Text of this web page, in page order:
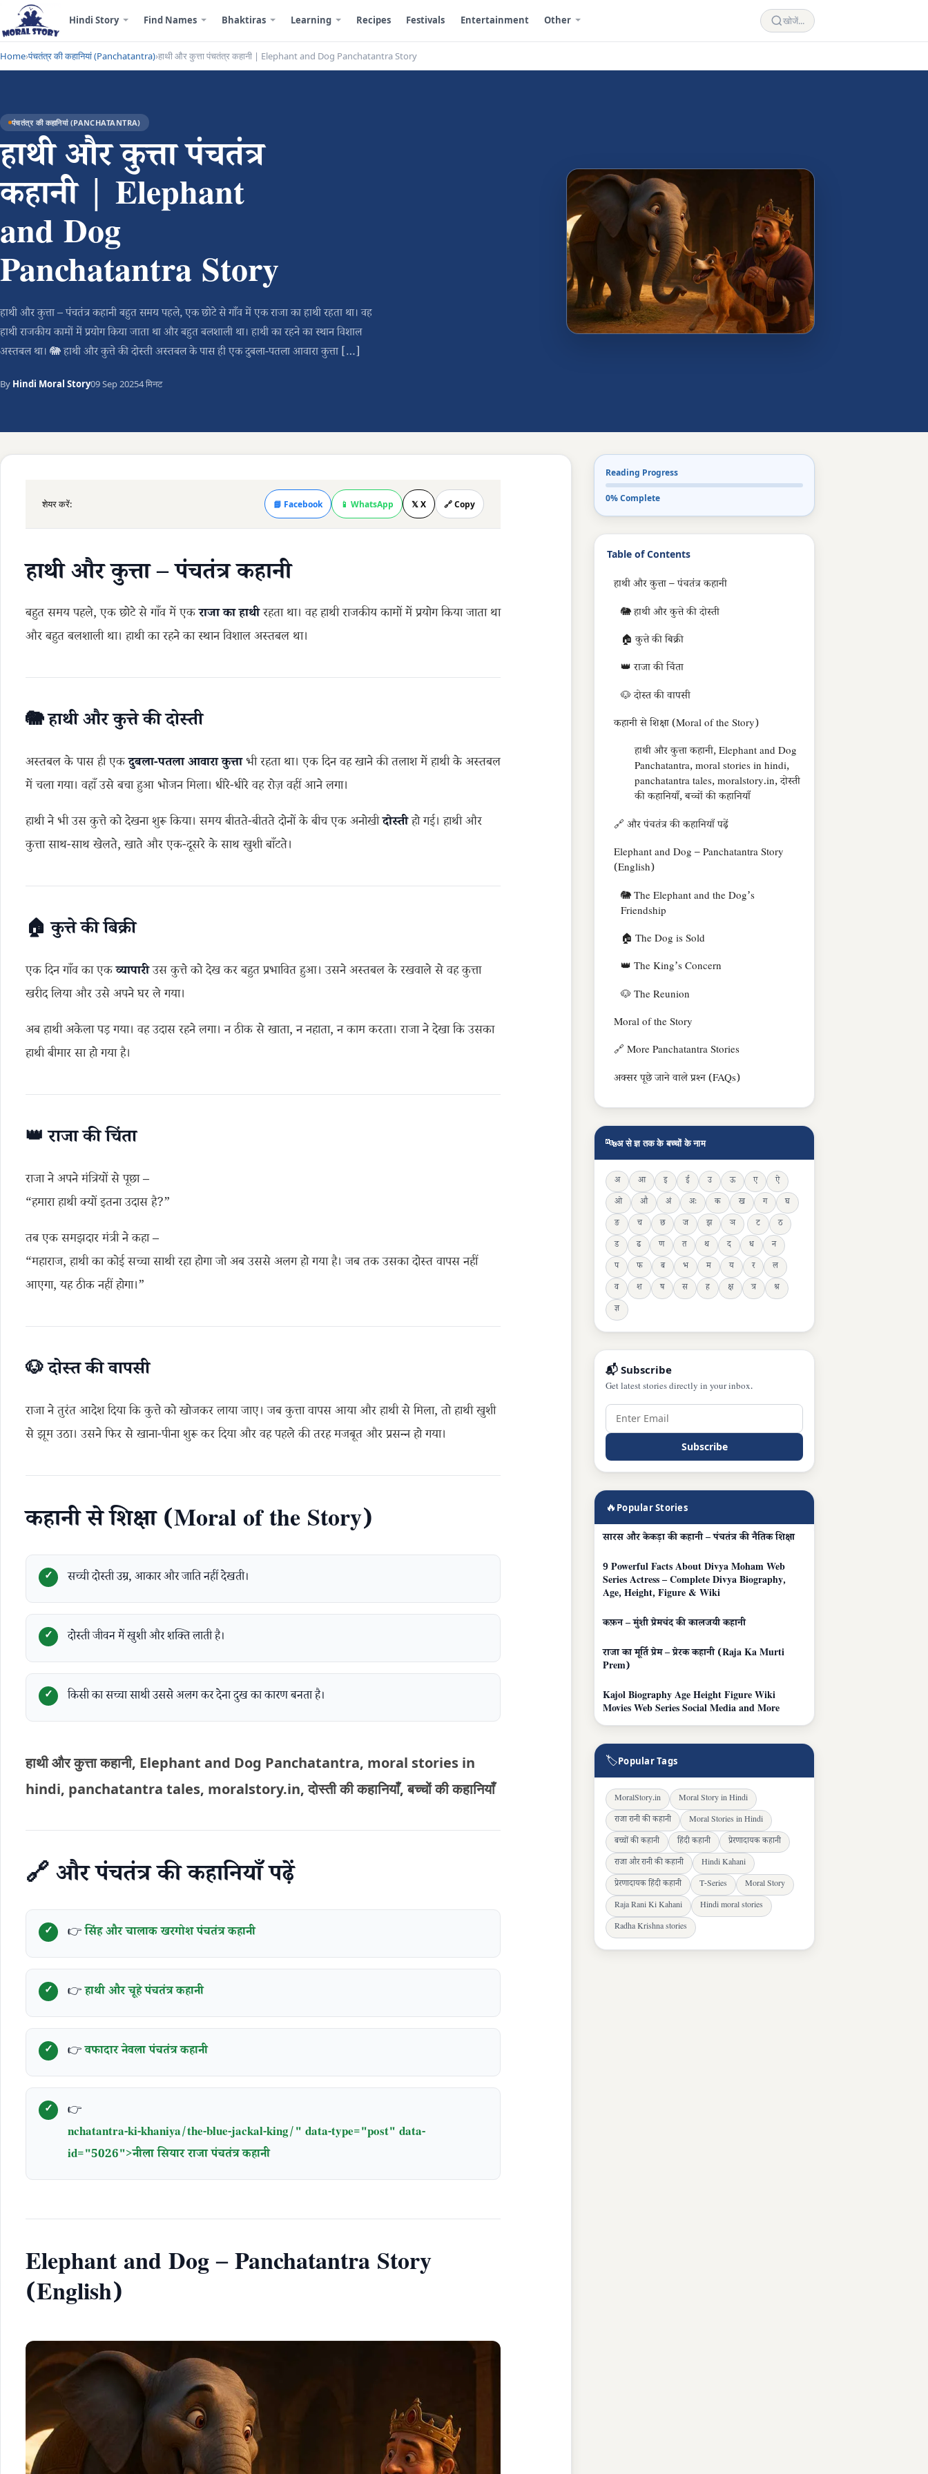
Hindi Story Find Names Bhaktiras Learning Recipes Festivals Entertainment Other खोजें...
Home›पंचतंत्र की कहानियां (Panchatantra)›हाथी और कुत्ता पंचतंत्र कहानी | Elephant and Dog Panchatantra Story
पंचतंत्र की कहानियां (PANCHATANTRA)
हाथी और कुत्ता पंचतंत्र
कहानी | Elephant
and Dog
Panchatantra Story
हाथी और कुत्ता – पंचतंत्र कहानी बहुत समय पहले, एक छोटे से गाँव में एक राजा का हाथी रहता था। वह
हाथी राजकीय कामों में प्रयोग किया जाता था और बहुत बलशाली था। हाथी का रहने का स्थान विशाल
अस्तबल था। 🐘 हाथी और कुत्ते की दोस्ती अस्तबल के पास ही एक दुबला-पतला आवारा कुत्ता […]
By Hindi Moral Story09 Sep 20254 मिनट
शेयर करें: 📘 Facebook 📱 WhatsApp 𝕏 X 🔗 Copy
हाथी और कुत्ता – पंचतंत्र कहानी
बहुत समय पहले, एक छोटे से गाँव में एकराजाकाहाथीरहता था। वह हाथी राजकीय कामों में प्रयोग किया जाता था
और बहुत बलशाली था। हाथी का रहने का स्थान विशाल अस्तबल था।
🐘हाथीऔरकुत्तेकीदोस्ती
अस्तबल के पास ही एकदुबला-पतलाआवाराकुत्ताभी रहता था। एक दिन वह खाने की तलाश में हाथी के अस्तबल
में चला गया। वहाँ उसे बचा हुआ भोजन मिला। धीरे-धीरे वह रोज़ वहीं आने लगा।
हाथी ने भी उस कुत्ते को देखना शुरू किया। समय बीतते-बीतते दोनों के बीच एक अनोखीदोस्तीहो गई। हाथी और
कुत्ता साथ-साथ खेलते, खाते और एक-दूसरे के साथ खुशी बाँटते।
🏠कुत्तेकीबिक्री
एक दिन गाँव का एकव्यापारीउस कुत्ते को देख कर बहुत प्रभावित हुआ। उसने अस्तबल के रखवाले से वह कुत्ता
खरीद लिया और उसे अपने घर ले गया।
अब हाथी अकेला पड़ गया। वह उदास रहने लगा। न ठीक से खाता, न नहाता, न काम करता। राजा ने देखा कि उसका
हाथी बीमार सा हो गया है।
👑राजाकीचिंता
राजा ने अपने मंत्रियों से पूछा –
“हमारा हाथी क्यों इतना उदास है?”
तब एक समझदार मंत्री ने कहा –
“महाराज, हाथी का कोई सच्चा साथी रहा होगा जो अब उससे अलग हो गया है। जब तक उसका दोस्त वापस नहीं
आएगा, यह ठीक नहीं होगा।”
🐶दोस्तकीवापसी
राजा ने तुरंत आदेश दिया कि कुत्ते को खोजकर लाया जाए। जब कुत्ता वापस आया और हाथी से मिला, तो हाथी खुशी
से झूम उठा। उसने फिर से खाना-पीना शुरू कर दिया और वह पहले की तरह मजबूत और प्रसन्न हो गया।
कहानी से शिक्षा (Moral of the Story)
सच्ची दोस्ती उम्र, आकार और जाति नहीं देखती।
दोस्ती जीवन में खुशी और शक्ति लाती है।
किसी का सच्चा साथी उससे अलग कर देना दुख का कारण बनता है।
हाथी और कुत्ता कहानी, Elephant and Dog Panchatantra, moral stories in
hindi, panchatantra tales, moralstory.in, दोस्ती की कहानियाँ, बच्चों की कहानियाँ
🔗औरपंचतंत्रकीकहानियाँपढ़ें
👉सिंह और चालाक खरगोश पंचतंत्र कहानी
👉हाथी और चूहे पंचतंत्र कहानी
👉वफादार नेवला पंचतंत्र कहानी
👉
nchatantra-ki-khaniya/the-blue-jackal-king/" data-type="post" data-
id="5026">नीला सियार राजा पंचतंत्र कहानी
Elephant and Dog – Panchatantra Story
(English)
Reading Progress
0% Complete
Table of Contents
हाथी और कुत्ता – पंचतंत्र कहानी
🐘 हाथी और कुत्ते की दोस्ती
🏠 कुत्ते की बिक्री
👑 राजा की चिंता
🐶 दोस्त की वापसी
कहानी से शिक्षा (Moral of the Story)
हाथी और कुत्ता कहानी, Elephant and Dog
Panchatantra, moral stories in hindi,
panchatantra tales, moralstory.in, दोस्ती
की कहानियाँ, बच्चों की कहानियाँ
🔗 और पंचतंत्र की कहानियाँ पढ़ें
Elephant and Dog – Panchatantra Story
(English)
🐘 The Elephant and the Dog’s
Friendship
🏠 The Dog is Sold
👑 The King’s Concern
🐶 The Reunion
Moral of the Story
🔗 More Panchatantra Stories
अक्सर पूछे जाने वाले प्रश्न (FAQs)
🔤अ से ज्ञ तक के बच्चों के नाम
अ आ इ ई उ ऊ ए
ऐ
ओ
औ अं अः क ख ग
घ
ङ
च छ ज झ ञ ट
ठ
ड
ढ ण त थ द ध
न
प
फ ब भ म य र
ल
व
श ष स ह क्ष त्र
श्र
ज्ञ
📬 Subscribe
Get latest stories directly in your inbox.
Subscribe
🔥 Popular Stories
सारस और केकड़ा की कहानी – पंचतंत्र की नैतिक शिक्षा
9 Powerful Facts About Divya Moham Web
Series Actress – Complete Divya Biography,
Age, Height, Figure & Wiki
कफ़न – मुंशी प्रेमचंद की कालजयी कहानी
राजा का मूर्ति प्रेम – प्रेरक कहानी (Raja Ka Murti
Prem)
Kajol Biography Age Height Figure Wiki
Movies Web Series Social Media and More
🏷Popular Tags
MoralStory.in
Moral Story in Hindi
राजा रानी की कहानी
Moral Stories in Hindi
बच्चों की कहानी
हिंदी कहानी
प्रेरणादायक कहानी
राजा और रानी की कहानी
Hindi Kahani
प्रेरणादायक हिंदी कहानी
T-Series
Moral Story
Raja Rani Ki Kahani
Hindi moral stories
Radha Krishna stories